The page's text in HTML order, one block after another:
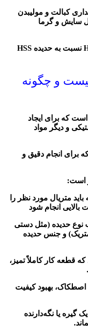
کبالت و مولیبدن
سایش و گرما
لازم به ذکر است که قیمت حدیده HSSE نسبت به حدیده HSS
و چگونه
که برای ایجاد
و دیگر مواد
برای انجام دقیق و
است:
متریال مورد نظر را
بالایی انجام شود
نوع حدیده (مثل دستی
متریک) و جنس حدیده
قطعه کار کاملاً تمیز،
بهبود کیفیت
یا نگه‌دارنده